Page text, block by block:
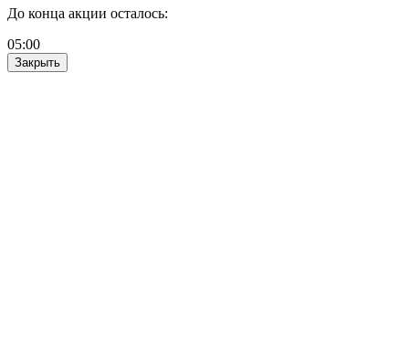
До конца акции осталось:
05:00
Закрыть